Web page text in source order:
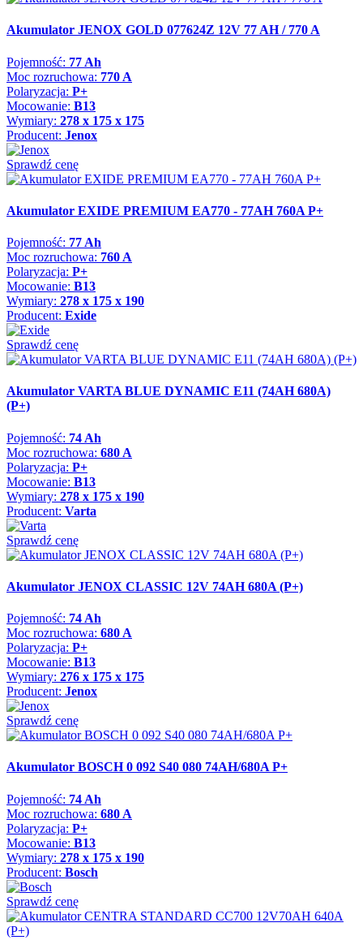
Akumulator JENOX GOLD 077624Z 12V 77 AH / 770 A
Pojemność: 77 Ah
Moc rozruchowa: 770 A
Polaryzacja: P+
Mocowanie: B13
Wymiary: 278 x 175 x 175
Producent: Jenox
Sprawdź cenę
Akumulator EXIDE PREMIUM EA770 - 77AH 760A P+
Pojemność: 77 Ah
Moc rozruchowa: 760 A
Polaryzacja: P+
Mocowanie: B13
Wymiary: 278 x 175 x 190
Producent: Exide
Sprawdź cenę
Akumulator VARTA BLUE DYNAMIC E11 (74AH 680A)
(P+)
Pojemność: 74 Ah
Moc rozruchowa: 680 A
Polaryzacja: P+
Mocowanie: B13
Wymiary: 278 x 175 x 190
Producent: Varta
Sprawdź cenę
Akumulator JENOX CLASSIC 12V 74AH 680A (P+)
Pojemność: 74 Ah
Moc rozruchowa: 680 A
Polaryzacja: P+
Mocowanie: B13
Wymiary: 276 x 175 x 175
Producent: Jenox
Sprawdź cenę
Akumulator BOSCH 0 092 S40 080 74AH/680A P+
Pojemność: 74 Ah
Moc rozruchowa: 680 A
Polaryzacja: P+
Mocowanie: B13
Wymiary: 278 x 175 x 190
Producent: Bosch
Sprawdź cenę